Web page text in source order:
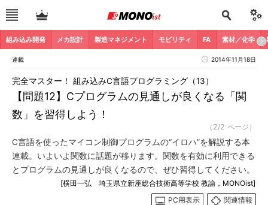
組み込み開発 メカ設計 製造マネジメント モビリティ FA 素材／化学
連載 2014年11月18日
【問題12】Cプログラムの見通しが良くなる「関
数」を習得しよう！
完全マスター！ 組み込みC言語プログラミング（13）
（2/2 ページ）
C言語を使ったマイコン制御プログラムの“イロハ”を解説する本
連載。いよいよ関数に話題が移ります。関数を有効に利用できる
とプログラムの見通しが良くなるので、ぜひ習得してください。
[横田一弘 埼玉県立新座総合技術高等学校 教諭，MONOist]
PC用表示
関連情報